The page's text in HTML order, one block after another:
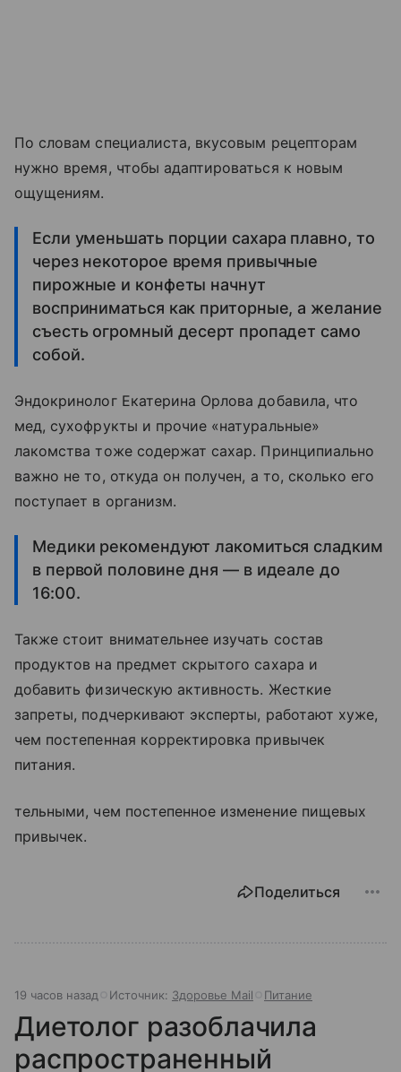
По словам специалиста, вкусовым рецепторам
нужно время, чтобы адаптироваться к новым
ощущениям.
Если уменьшать порции сахара плавно, то
через некоторое время привычные
пирожные и конфеты начнут
восприниматься как приторные, а желание
съесть огромный десерт пропадет само
собой.
Эндокринолог Екатерина Орлова добавила, что
мед, сухофрукты и прочие «натуральные»
лакомства тоже содержат сахар. Принципиально
важно не то, откуда он получен, а то, сколько его
поступает в организм.
Медики рекомендуют лакомиться сладким
в первой половине дня — в идеале до
16:00.
Также стоит внимательнее изучать состав
продуктов на предмет скрытого сахара и
добавить физическую активность. Жесткие
запреты, подчеркивают эксперты, работают хуже,
чем постепенная корректировка привычек
питания.
тельными, чем постепенное изменение пищевых
привычек.
Поделиться
19 часов назад Источник: Здоровье Mail Питание
Диетолог разоблачила
распространенный